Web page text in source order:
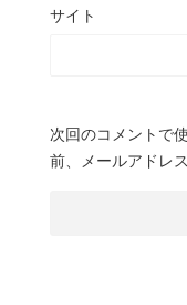
サイト
次回のコメントで
前、メールアドレ